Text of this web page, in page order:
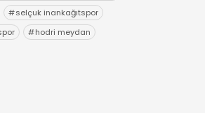
#selçuk inankağıtspor
#hodri meydan